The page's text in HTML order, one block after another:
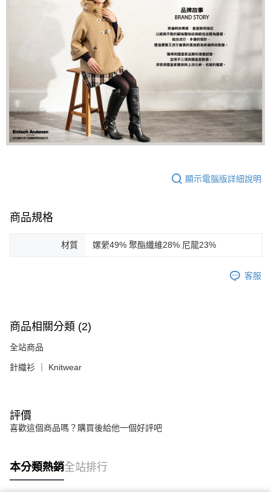
顯示電腦版詳細說明
商品規格
材質 嫘縈49% 聚酯纖維28% 尼龍23%
客服
商品相關分類 (2)
全站商品
針織衫 ｜ Knitwear
評價
喜歡這個商品嗎？購買後給他一個好評吧
本分類熱銷全站排行